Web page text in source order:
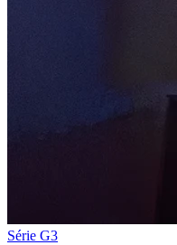
Série G3